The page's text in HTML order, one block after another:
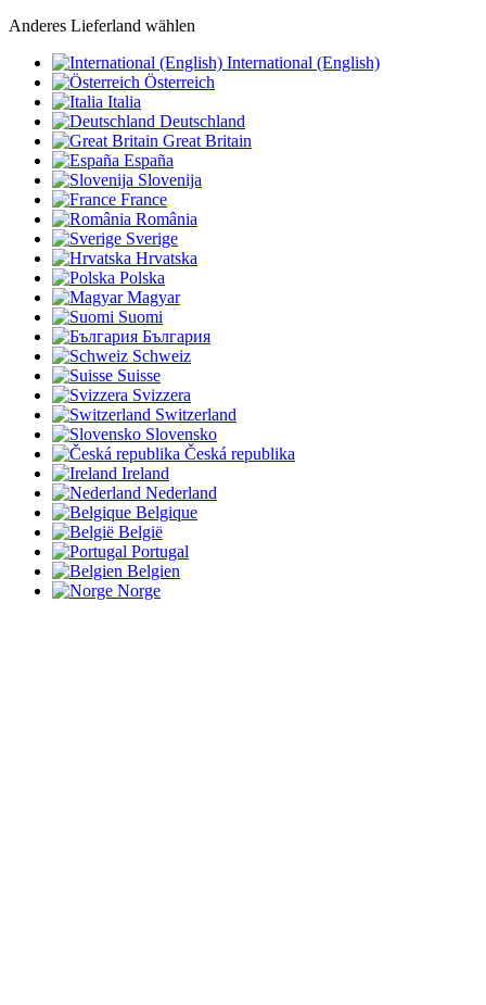
Anderes Lieferland wählen
International (English)
Österreich
Italia
Deutschland
Great Britain
España
Slovenija
France
România
Sverige
Hrvatska
Polska
Magyar
Suomi
България
Schweiz
Suisse
Svizzera
Switzerland
Slovensko
Česká republika
Ireland
Nederland
Belgique
België
Portugal
Belgien
Norge